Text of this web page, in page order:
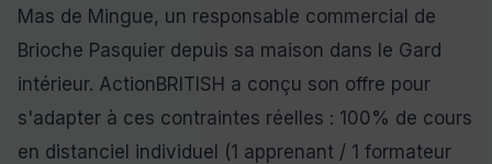
Mas de Mingue, un responsable commercial de
Brioche Pasquier depuis sa maison dans le Gard
intérieur. ActionBRITISH a conçu son offre pour
s'adapter à ces contraintes réelles : 100% de cours
en distanciel individuel (1 apprenant / 1 formateur